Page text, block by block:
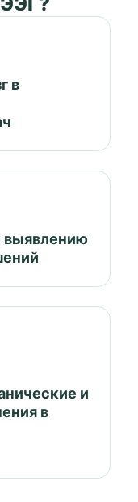
в
выявлению
и
в